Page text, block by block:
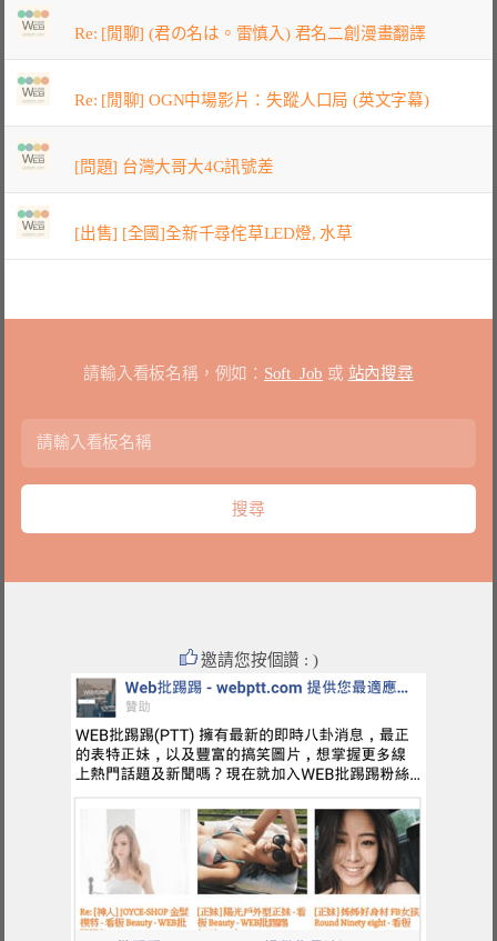
Re: [閒聊] (君の名は。雷慎入) 君名二創漫畫翻譯
Re: [閒聊] OGN中場影片：失蹤人口局 (英文字幕)
[問題] 台灣大哥大4G訊號差
[出售] [全國]全新千尋侘草LED燈, 水草
請輸入看板名稱，例如： Soft_Job 或 站內搜尋
邀請您按個讚 : )